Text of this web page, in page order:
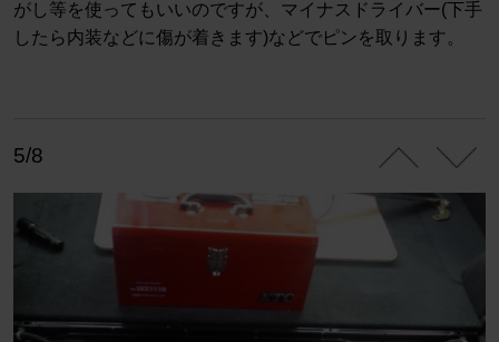
がし等を使ってもいいのですが、マイナスドライバー(下手
したら内装などに傷が着きます)などでピンを取ります。
5/8